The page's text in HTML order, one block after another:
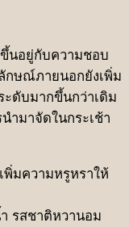
นอยู่กับความชอบ
กษณ์ภายนอกยังเพิ่ม
ะดับมากขึ้นกว่าเดิม
ำมาจัดในกระเช้า
พิ่มความหรูหราให้
รสชาติหวานอม